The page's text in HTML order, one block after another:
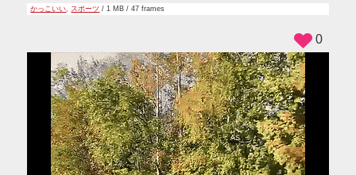
かっこいい, スポーツ / 1 MB / 47 frames
0